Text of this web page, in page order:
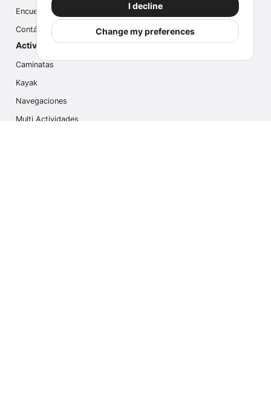
I decline
Change my preferences
Encuesta
Contáctanos
Actividades populares
Caminatas
Kayak
Navegaciones
Multi Actividades